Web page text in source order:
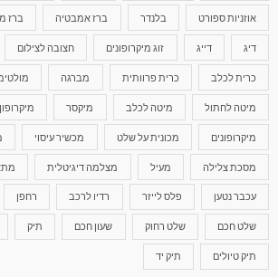
אוזניות ספורט בלנדר ברז אמבטיה ברז
דיג דייג זוג מיקרופונים חצובה לצילום
כרית לכלב כרית פרוותית מברגה
מיטה לחתול מיטה לכלב מיקסר מיקרופון
מיקרופונים מכונית על שלט מכשיר עיסוי
מסכת צלילה מעיל מצלמה דיגיטלית
עכבר נטען פלס לייזר רדיו לרכב רחפן
שלט חכם שלט רחוק שעון חכם תיק
תיק טיולים תיק יד